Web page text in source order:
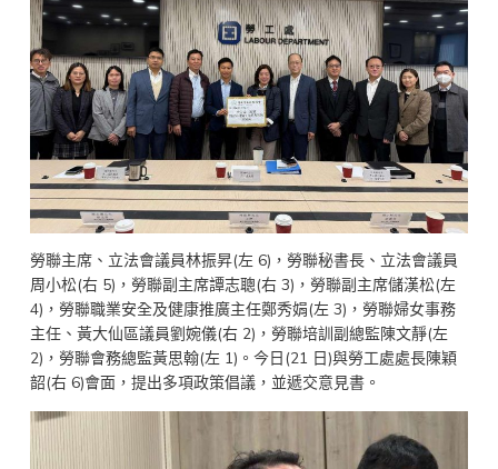
勞聯主席、立法會議員林振昇(左 6)，勞聯秘書長、立法會議員
周小松(右 5)，勞聯副主席譚志聰(右 3)，勞聯副主席儲漢松(左
4)，勞聯職業安全及健康推廣主任鄭秀娟(左 3)，勞聯婦女事務
主任、黃大仙區議員劉婉儀(右 2)，勞聯培訓副總監陳文靜(左
2)，勞聯會務總監黃思翰(左 1)。今日(21 日)與勞工處處長陳穎
韶(右 6)會面，提出多項政策倡議，並遞交意見書。